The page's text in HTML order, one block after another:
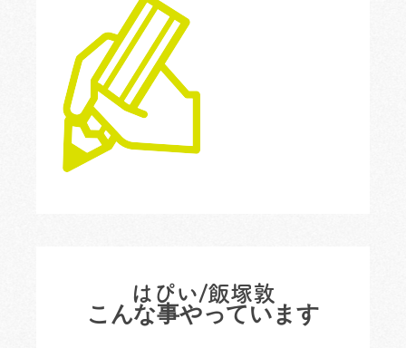
はぴい/飯塚敦
こんな事やっています